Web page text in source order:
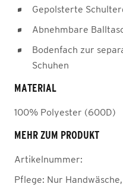
Gepolsterte
Abnehmbare
Bodenfach zur
Schuhen
MATERIAL
100% Polyester (600D)
MEHR ZUM PRODUKT
Artikelnummer:
Pflege: Nur